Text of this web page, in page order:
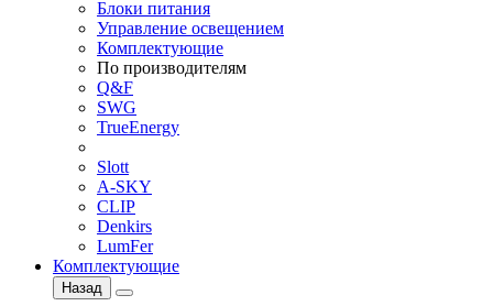
Блоки питания
Управление освещением
Комплектующие
По производителям
Q&F
SWG
TrueEnergy
Slott
A-SKY
CLIP
Denkirs
LumFer
Комплектующие
Назад